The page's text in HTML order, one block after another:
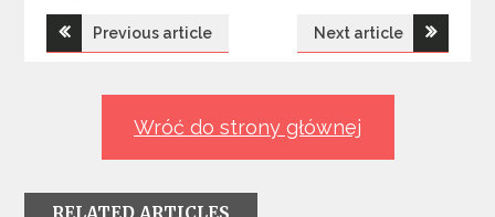
Nawigacja
Previous article Next article
Wróć do strony głównej
Ogłoszenia